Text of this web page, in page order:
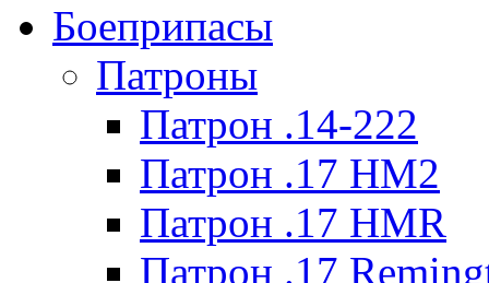
Боеприпасы
Патроны
Патрон .14-222
Патрон .17 HM2
Патрон .17 HMR
Патрон .17